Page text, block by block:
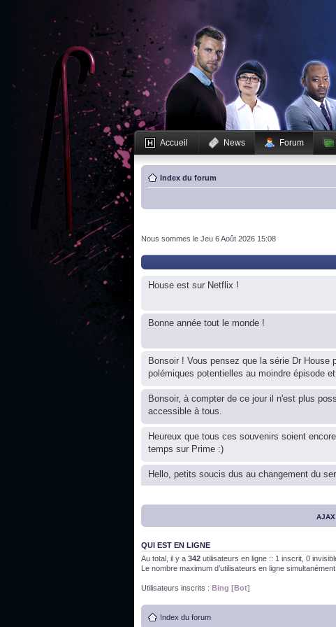
Accueil News Forum
Index du forum
Nous sommes le Jeu 6 Août 2026 15:08
House est sur Netflix !
Bonne année tout le monde !
Bonsoir ! Vous pensez que la série Dr
polémiques potentielles au moindre épisode
Bonsoir, à compter de ce jour il n'est plus
accessible à tous.
Heureux que tous ces souvenirs soient
temps sur Prime :)
Hello, petits soucis dus au changement du
Bon, 2020, ça n'a pas trop marché. JE vous
J'ai l'impression que nous n'avons pas fait
Bonne année 2020 !
QUI EST EN LIGNE
Au total, il y a 342 utilisateurs en ligne :: 1 inscrit, 0
Le nombre maximum d’utilisateurs en ligne
Utilisateurs inscrits : Bing [Bot]
Index du forum